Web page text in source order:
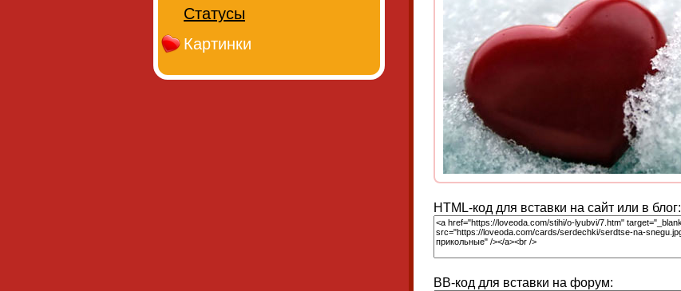
HTML-код для вставки на сайт или в блог:
BB-код для вставки на форум:
Статусы
Картинки